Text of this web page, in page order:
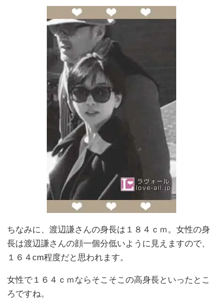
ちなみに、渡辺謙さんの身長は１８４ｃｍ。女性の身
長は渡辺謙さんの顔一個分低いように見えますので、
１６４cm程度だと思われます。
女性で１６４ｃｍならそこそこの高身長といったとこ
ろですね。